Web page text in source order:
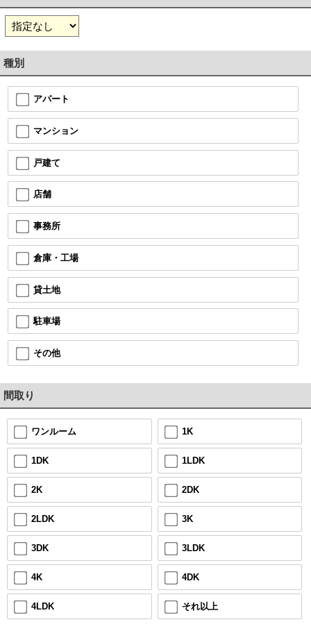
種別
アパート
マンション
戸建て
店舗
事務所
倉庫・工場
貸土地
駐車場
その他
間取り
ワンルーム 1K
1DK 1LDK
2K 2DK
2LDK 3K
3DK 3LDK
4K 4DK
4LDK それ以上